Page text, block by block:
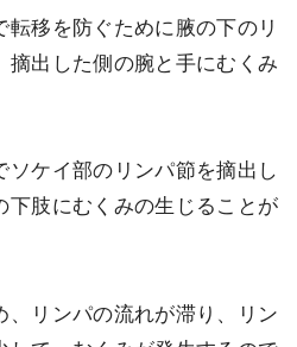
移を防ぐために腋の下のリ
摘出した側の腕と手にむくみ
ソケイ部のリンパ節を摘出し
下肢にむくみの生じることが
、リンパの流れが滞り、リン